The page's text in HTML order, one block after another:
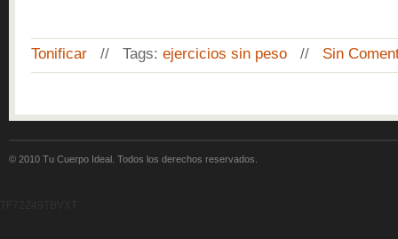
Tonificar // Tags: ejercicios sin peso // Sin
© 2010 Tu Cuerpo Ideal. Todos los derechos reservados.